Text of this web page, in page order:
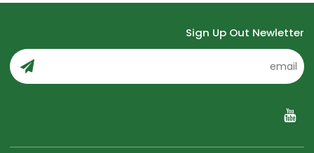
Sign Up Out Newletter